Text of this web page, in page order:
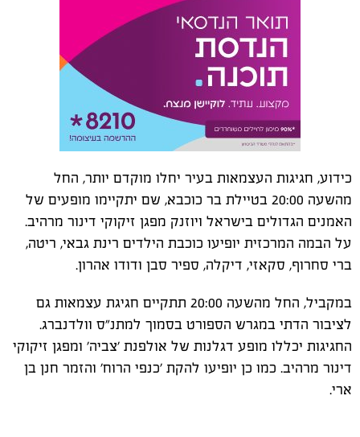
כידוע, חגיגות העצמאות בעיר יחלו מוקדם יותר, החל
מהשעה 20:00 בטיילת בר כוכבא, שם יתקיימו מופעים של
האמנים הגדולים בישראל ויוזנק מפגן זיקוקי דינור מרהיב.
על הבמה המרכזית יופיעו כוכבת הילדים רינת גבאי, ריטה,
ברי סחרוף, סקאזי, דיקלה, ספיר סבן ודודו אהרון.
במקביל, החל מהשעה 20:00 תתקיים חגיגת עצמאות גם
לציבור הדתי במגרש הספורט בסמוך למתנ"ס וולדנברג.
החגיגות יכללו מופע דגלנות של אולפנת 'צביה' ומפגן זיקוקי
דינור מרהיב. כמו כן יופיעו להקת 'כנפי הרוח' והזמר חנן בן
ארי.